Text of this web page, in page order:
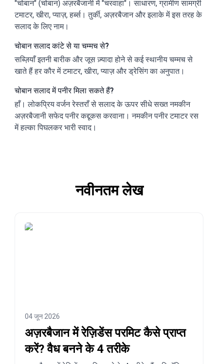
"चोबान" (चोबान) अज़रबैजानी में "चरवाहा"। साधारण, ग्रामीण सामग्री
टमाटर, खीरा, प्याज़, हर्ब्स। तुर्की, अज़रबैजान और इलाके में इस तरह के
सलाद के लिए नाम।
चोबान सलाद कांटे से या चम्मच से?
सब्ज़ियाँ इतनी बारीक और जूस ज़्यादा होने से कई स्थानीय चम्मच से
खाते हैं हर कौर में टमाटर, खीरा, प्याज़ और ड्रेसिंग का अनुपात।
चोबान सलाद में पनीर मिला सकते हैं?
हाँ। लोकप्रिय वर्जन रेस्तराँ से सलाद के ऊपर सीधे सख्त नमकीन
अज़रबैजानी सफेद पनीर कद्दूकस करवाना। नमकीन पनीर टमाटर रस
में हल्का पिघलकर भारी स्वाद।
नवीनतम लेख
04 जून 2026
अज़रबैजान में रेज़िडेंस परमिट कैसे प्राप्त
करें? वैध बनने के 4 तरीके